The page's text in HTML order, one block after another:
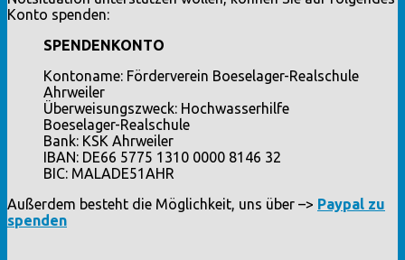
Konto spenden:
SPENDENKONTO
Kontoname: Förderverein Boeselager-Realschule
Ahrweiler
Überweisungszweck: Hochwasserhilfe
Boeselager-Realschule
Bank: KSK Ahrweiler
IBAN: DE66 5775 1310 0000 8146 32
BIC: MALADE51AHR
Außerdem besteht die Möglichkeit, uns über –> Paypal zu
spenden